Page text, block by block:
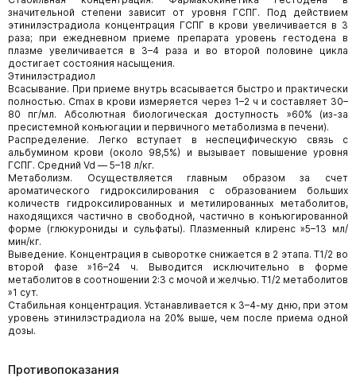
значительной степени зависит от уровня ГСПГ. Под действием
этинилэстрадиола концентрация ГСПГ в крови увеличивается в 3
раза; при ежедневном приеме препарата уровень гестодена в
плазме увеличивается в 3–4 раза и во второй половине цикла
достигает состояния насыщения.
Этинилэстрадиол
Всасывание. При приеме внутрь всасывается быстро и практически
полностью. Cmax в крови измеряется через 1–2 ч и составляет 30–
80 пг/мл. Абсолютная биологическая доступность »60% (из-за
пресистемной конъюгации и первичного метаболизма в печени).
Распределение. Легко вступает в неспецифическую связь с
альбумином крови (около 98,5%) и вызывает повышение уровня
ГСПГ. Средний Vd — 5–18 л/кг.
Метаболизм. Осуществляется главным образом за счет
ароматического гидроксилирования с образованием больших
количеств гидроксилированных и метилированных метаболитов,
находящихся частично в свободной, частично в конъюгированной
форме (глюкурониды и сульфаты). Плазменный клиренс »5–13 мл/
мин/кг.
Выведение. Концентрация в сыворотке снижается в 2 этапа. T1/2 во
второй фазе »16–24 ч. Выводится исключительно в форме
метаболитов в соотношении 2:3 с мочой и желчью. T1/2 метаболитов
»1 сут.
Стабильная концентрация. Устанавливается к 3–4-му дню, при этом
уровень этинилэстрадиола на 20% выше, чем после приема одной
дозы.
Противопоказания